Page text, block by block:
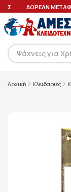
ΔΩΡΕΑΝ
Αρχική Κλειδαριές